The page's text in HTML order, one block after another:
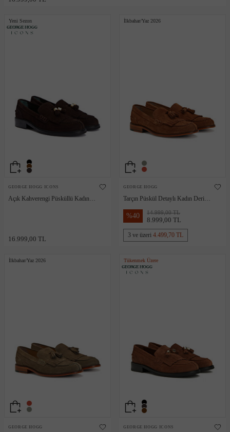
Yeni Sezon
GEORGE HOGG ICONS
Açık Kahverengi Püsküllü Kadın
16.999,00 TL
İlkbahar/Yaz 2026
GEORGE HOGG
Tarçın Püskül Detaylı Kadın Deri
Loafer
%40 14.999,00 TL
8.999,00 TL
3 ve üzeri 4.499,70 TL
İlkbahar/Yaz 2026
GEORGE HOGG
Tükenmek Üzere
GEORGE HOGG ICONS